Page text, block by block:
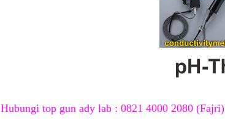
Hubungi top gun ady lab : 0821 4000 2080 (Fajri)